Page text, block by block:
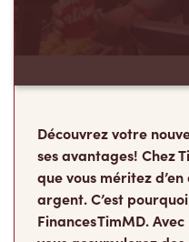
Découvrez votre
que vous méritez
argent. C’est
Finances TimMD.
vous accumulerez
FidéliTimMC partout